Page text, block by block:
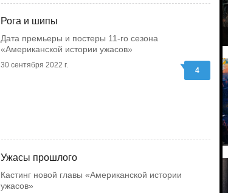
Рога и шипы
Дата премьеры и постеры 11-го сезона
«Американской истории ужасов»
30 сентября 2022 г.
4
Ужасы прошлого
Кастинг новой главы «Американской истории
ужасов»